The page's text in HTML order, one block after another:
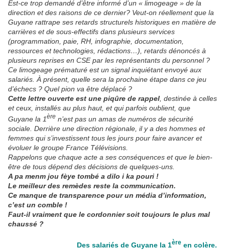
Est-ce trop demandé d’être informé d’un « limogeage » de la
direction et des raisons de ce dernier? Veut-on réellement que la
Guyane rattrape ses retards structurels historiques en matière de
carrières et de sous-effectifs dans plusieurs services
(programmation, paie, RH, infographie, documentation,
ressources et technologies, rédactions…), retards dénoncés à
plusieurs reprises en CSE par les représentants du personnel ?
Ce limogeage prématuré est un signal inquiétant envoyé aux
salariés. À présent, quelle sera la prochaine étape dans ce jeu
d’échecs ? Quel pion va être déplacé ?
Cette lettre ouverte est une piqûre de rappel , destinée à celles
et ceux, installés au plus haut, et qui parfois oublient, que
Guyane la 1ère n’est pas un amas de numéros de sécurité
sociale. Derrière une direction régionale, il y a des hommes et
femmes qui s’investissent tous les jours pour faire avancer et
évoluer le groupe France Télévisions.
Rappelons que chaque acte a ses conséquences et que le bien-
être de tous dépend des décisions de quelques-uns.
A pa menm jou fèye tombé a dilo i ka pouri !
Le meilleur des remèdes reste la communication.
Ce manque de transparence pour un média d’information,
c’est un comble !
Faut-il vraiment que le cordonnier soit toujours le plus mal
chaussé ?
Des salariés de Guyane la 1ère en colère.